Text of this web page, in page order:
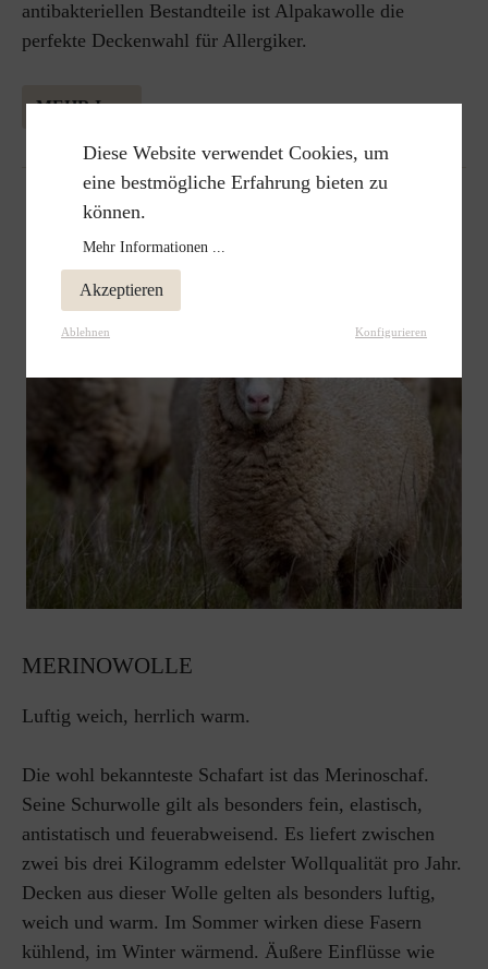
antibakteriellen Bestandteile ist Alpakawolle die
perfekte Deckenwahl für Allergiker.
MEHR INFORMATION ÜBER ALPAKAWOLLE
MERINOWOLLE
Luftig weich, herrlich warm.
Die wohl bekannteste Schafart ist das Merinoschaf.
Seine Schurwolle gilt als besonders fein, elastisch,
antistatisch und feuerabweisend. Es liefert zwischen
zwei bis drei Kilogramm edelster Wollqualität pro Jahr.
Decken aus dieser Wolle gelten als besonders luftig,
weich und warm. Im Sommer wirken diese Fasern
kühlend, im Winter wärmend. Äußere Einflüsse wie
Diese Website verwendet Cookies, um
eine bestmögliche Erfahrung bieten zu
können.
Mehr Informationen ...
Akzeptieren
Ablehnen Konfigurieren